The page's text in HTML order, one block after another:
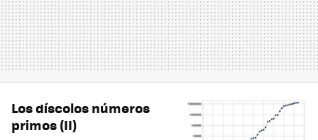
Los díscolos números
primos (II)